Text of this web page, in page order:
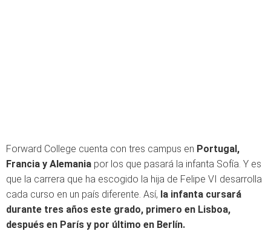
Forward College cuenta con tres campus en Portugal,
Francia y Alemania por los que pasará la infanta Sofía. Y es
que la carrera que ha escogido la hija de Felipe VI desarrolla
cada curso en un país diferente. Así, la infanta cursará
durante tres años este grado, primero en Lisboa,
después en París y por último en Berlín.